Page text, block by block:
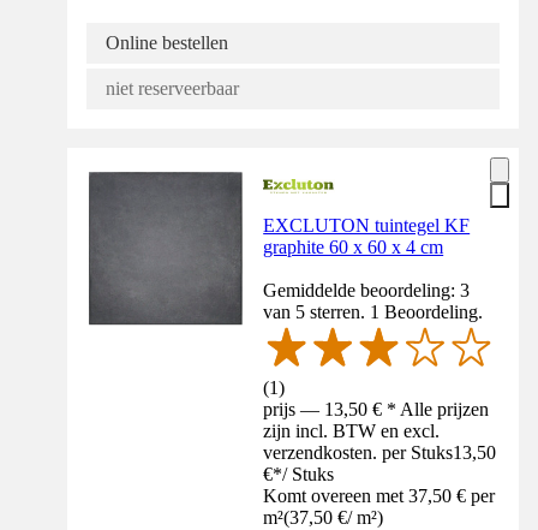
Online bestellen
niet reserveerbaar
EXCLUTON tuintegel KF
graphite 60 x 60 x 4 cm
Gemiddelde beoordeling: 3
van 5 sterren. 1 Beoordeling.
(1)
prijs — 13,50 € * Alle prijzen
zijn incl. BTW en excl.
verzendkosten. per Stuks13,50
€*/ Stuks
Komt overeen met 37,50 € per
m²(37,50 €/ m²)